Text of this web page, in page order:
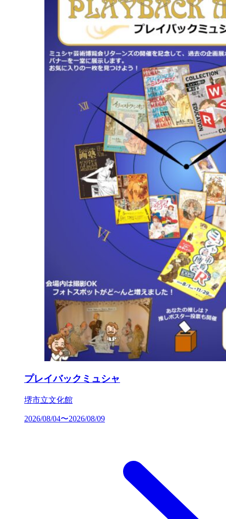
プレイバックミュシャ
堺市立文化館
2026/08/04〜2026/08/09